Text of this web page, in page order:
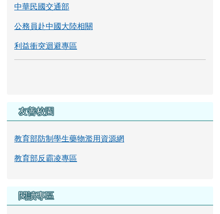
中華民國交通部
公務員赴中國大陸相關
利益衝突迴避專區
友善校園
教育部防制學生藥物濫用資源網
教育部反霸凌專區
閱讀專區